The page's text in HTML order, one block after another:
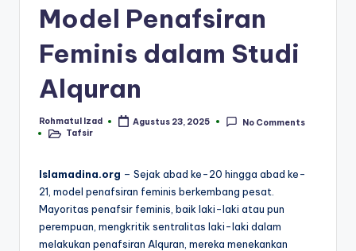
Model Penafsiran
Feminis dalam Studi
Alquran
Posted
by
Rohmatul Izad Agustus 23, 2025
No Comments
PostedTafsir
Islamadina.org – Sejak abad ke-20 hingga abad ke-
21, model penafsiran feminis berkembang pesat.
Mayoritas penafsir feminis, baik laki-laki atau pun
perempuan, mengkritik sentralitas laki-laki dalam
melakukan penafsiran Alquran, mereka menekankan